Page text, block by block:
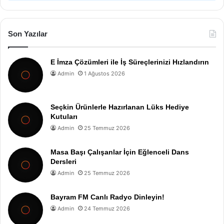
Son Yazılar
E İmza Çözümleri ile İş Süreçlerinizi Hızlandırın
Admin 1 Ağustos 2026
Seçkin Ürünlerle Hazırlanan Lüks Hediye
Kutuları
Admin 25 Temmuz 2026
Masa Başı Çalışanlar İçin Eğlenceli Dans
Dersleri
Admin 25 Temmuz 2026
Bayram FM Canlı Radyo Dinleyin!
Admin 24 Temmuz 2026